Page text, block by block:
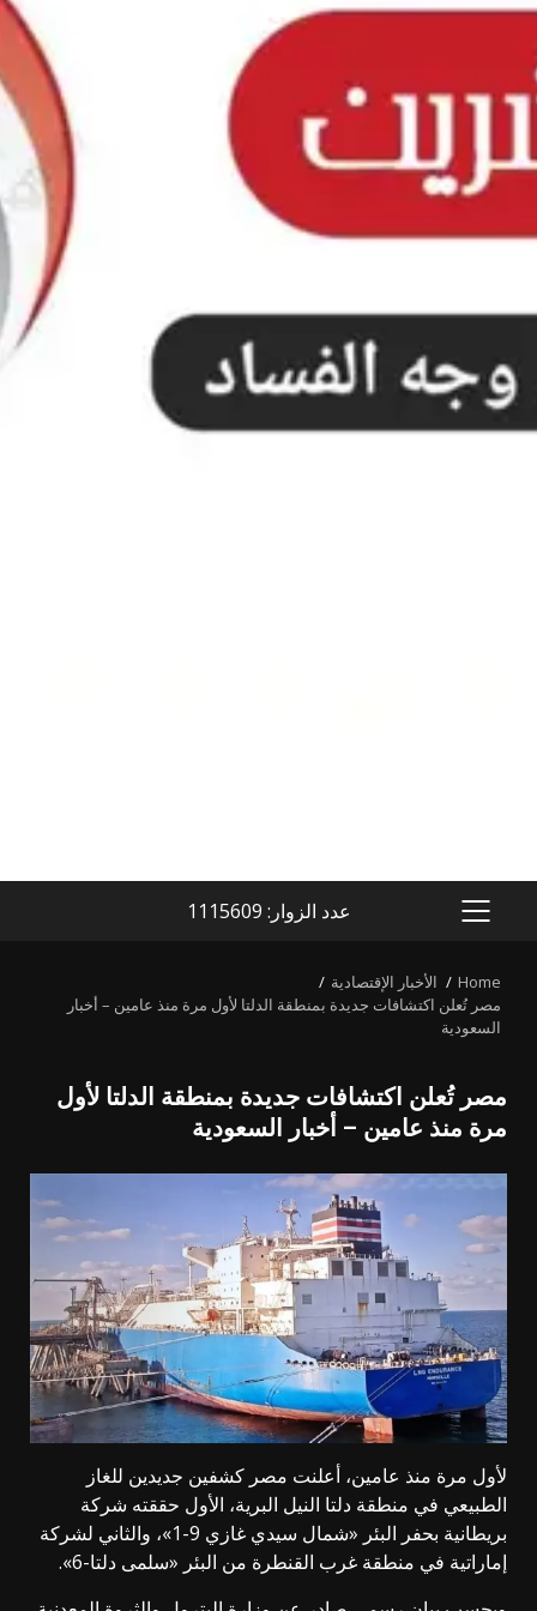
PRIMARY
عدد الزوار: 1115609
Home
الأخبار الإقتصادية
مصر تُعلن اكتشافات جديدة بمنطقة الدلتا لأول مرة منذ عامين – أخبار
السعودية
مصر تُعلن اكتشافات جديدة بمنطقة الدلتا لأول
مرة منذ عامين – أخبار السعودية
لأول مرة منذ عامين، أعلنت مصر كشفين جديدين للغاز
الطبيعي في منطقة دلتا النيل البرية، الأول حققته شركة
بريطانية بحفر البئر «شمال سيدي غازي 9-1»، والثاني لشركة
إماراتية في منطقة غرب القنطرة من البئر «سلمى دلتا-6».